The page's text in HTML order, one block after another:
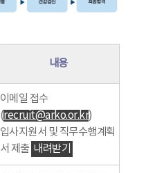
내용
이메일 접수
(recruit@arko.or.kr)
입사지원서 및 직무수행계획
서 제출 내려받기